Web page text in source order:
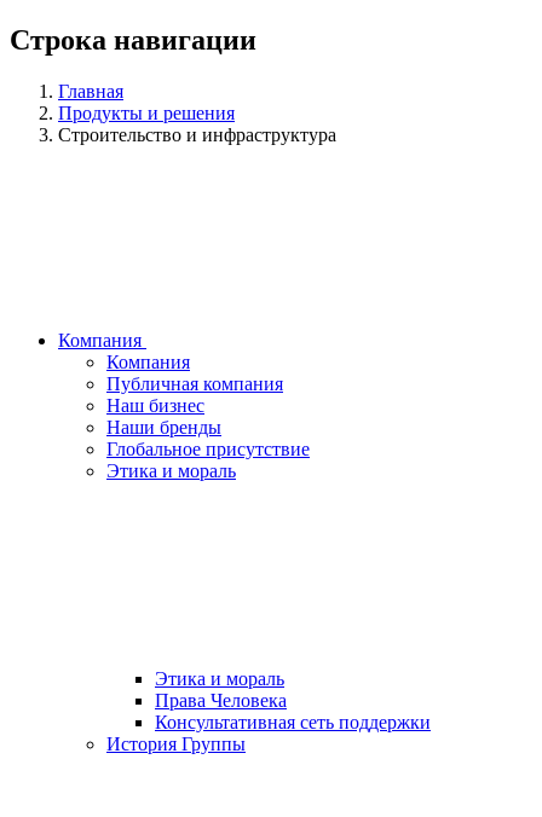
Строка навигации
Главная
Продукты и решения
Строительство и инфраструктура
Компания
Компания
Публичная компания
Наш бизнес
Наши бренды
Глобальное присутствие
Этика и мораль
Этика и мораль
Права Человека
Консультативная сеть поддержки
История Группы